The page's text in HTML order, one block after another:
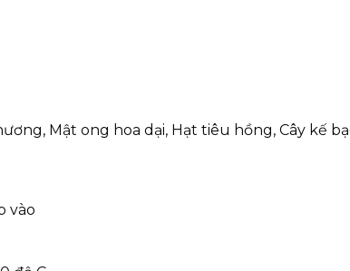
Mật ong hoa dại, Hạt tiêu hồng, Cây kế
vào